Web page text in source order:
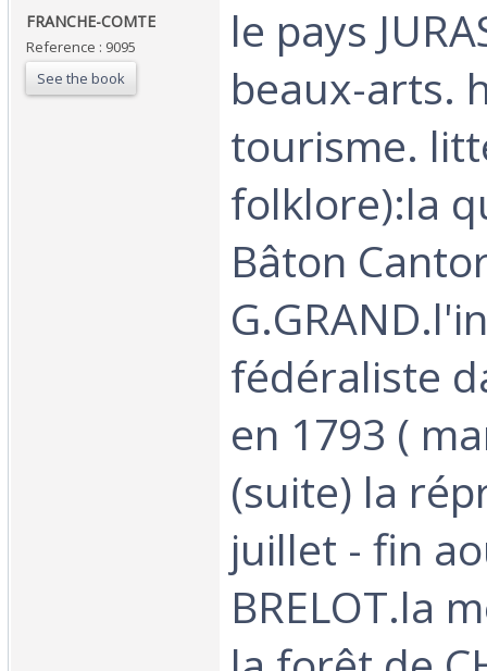
‎FRANCHE-COMTE‎
Reference : 9095
See the book
‎le pays
beaux-arts.
tourisme.
folklore):la
Bâton
fédéraliste
en 1793 (
(suite) la
juillet - fin
BRELOT.la